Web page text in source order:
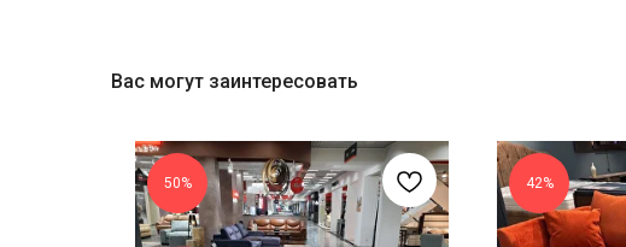
Вас могут заинтересовать
50% 42%